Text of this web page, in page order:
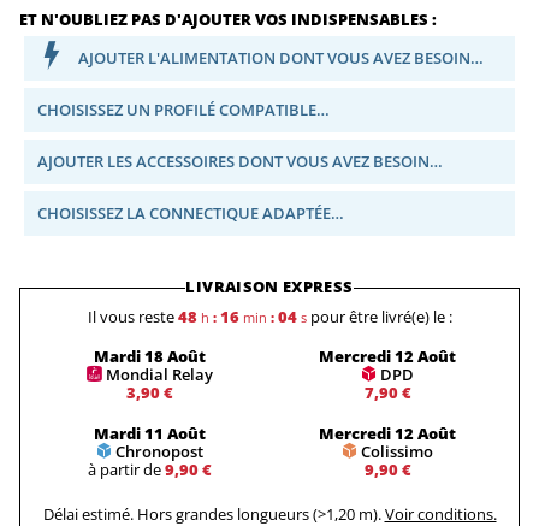
ET N'OUBLIEZ PAS D'AJOUTER VOS INDISPENSABLES :
AJOUTER L'ALIMENTATION DONT VOUS AVEZ BESOIN…
CHOISISSEZ UN PROFILÉ COMPATIBLE…
AJOUTER LES ACCESSOIRES DONT VOUS AVEZ BESOIN…
CHOISISSEZ LA CONNECTIQUE ADAPTÉE…
LIVRAISON EXPRESS
Il vous reste48h : 16min : 03s pour être livré(e) le :
Mardi 18 Août
Mondial Relay
3,90 €
Mercredi 12 Août
DPD
7,90 €
Mardi 11 Août
Chronopost
à partir de9,90 €
Mercredi 12 Août
Colissimo
9,90 €
Délai estimé. Hors grandes longueurs (>1,20 m).Voir conditions.